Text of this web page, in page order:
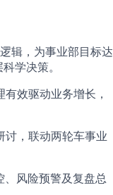
辑，为事业部目标达
学决策。​
效驱动业务增长，
讨，联动两轮车事业
风险预警及复盘总